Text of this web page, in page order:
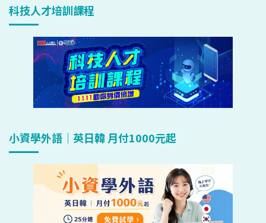
科技人才培訓課程
小資學外語｜英日韓 月付1000元起